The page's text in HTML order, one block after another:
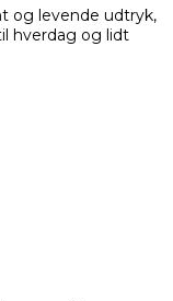
og levende udtryk,
hverdag og lidt